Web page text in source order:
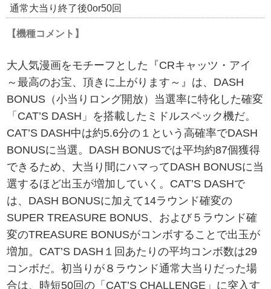
通常大当り終了後0or50回
【機種コメント】
大人気漫画をモチーフとした『CRキャッツ・アイ
～最高のお宝、頂きに上がります～』は、DASH
BONUS（小当りロング開放）当選率に特化した確変
「CAT’S DASH」を搭載したミドルスペック機だ。
CAT’S DASH中は約5.6分の１という高確率でDASH
BONUSに当選。DASH BONUSでは平均約87個獲得
できるため、大当り間にハマってDASH BONUSに当
選するほど出玉が増加していく。CAT’S DASHで
は、DASH BONUSに加えて14ラウンド確変の
SUPER TREASURE BONUS、および５ラウンド確
変のTREASURE BONUSがコンボすることで出玉が
増加。CAT’S DASH１回あたりの平均コンボ数は29
コンボだ。初当りが８ラウンド通常大当りだった場
合は、時短50回の「CAT’S CHALLENGE」に突入す